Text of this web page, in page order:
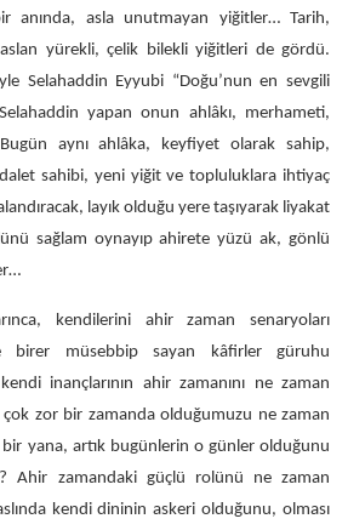
anında, asla unutmayan yiğitler… Tarih,
yürekli, çelik bilekli yiğitleri de gördü.
Selahaddin Eyyubi “Doğu’nun en sevgili
yapan onun ahlâkı, merhameti,
aynı ahlâka, keyfiyet olarak sahip,
sahibi, yeni yiğit ve topluluklara ihtiyaç
layık olduğu yere taşıyarak liyakat
sağlam oynayıp ahirete yüzü ak, gönlü
kendilerini ahir zaman senaryoları
birer müsebbip sayan kâfirler güruhu
inançlarının ahir zamanını ne zaman
çok zor bir zamanda olduğumuzu ne zaman
yana, artık bugünlerin o günler olduğunu
Ahir zamandaki güçlü rolünü ne zaman
kendi dininin askeri olduğunu, olması